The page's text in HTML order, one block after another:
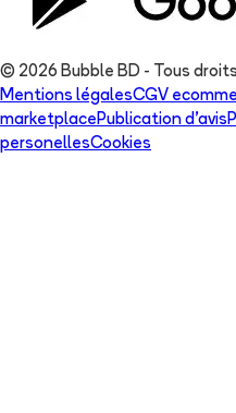
© 2026 Bubble BD - Tous
Mentions légalesCGV
marketplace Publication d'avis
personellesCookies